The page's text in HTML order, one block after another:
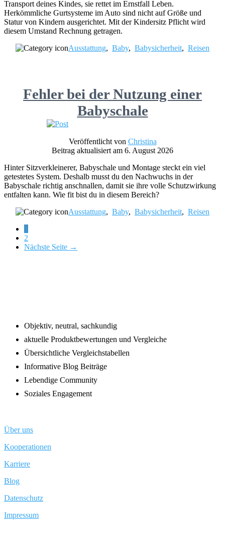
Transport deines Kindes, sie rettet im Ernstfall Leben.
Herkömmliche Gurtsysteme im Auto sind nicht auf Größe und
Statur von Kindern ausgerichtet. Mit der Kindersitz Pflicht wird
diesem Umstand Rechnung getragen.
Ausstattung, Baby, Babysicherheit, Reisen
Fehler bei der Nutzung einer
Babyschale
Veröffentlicht von Christina
Beitrag aktualisiert am 6. August 2026
Hinter Sitzverkleinerer, Babyschale und Montage steckt ein viel
getestetes System. Deshalb musst du den Nachwuchs in der
Babyschale richtig anschnallen, damit sie ihre volle Schutzwirkung
entfalten kann. Wie fit bist du in diesem Bereich?
Ausstattung, Baby, Babysicherheit, Reisen
Page
1
Page
2
Nächste Seite →
Objektiv, neutral, sachkundig
aktuelle Produktbewertungen und Vergleiche
Übersichtliche Vergleichstabellen
Informative Blog Beiträge
Lebendige Community
Soziales Engagement
Über uns
Kooperationen
Karriere
Blog
Datenschutz
Impressum